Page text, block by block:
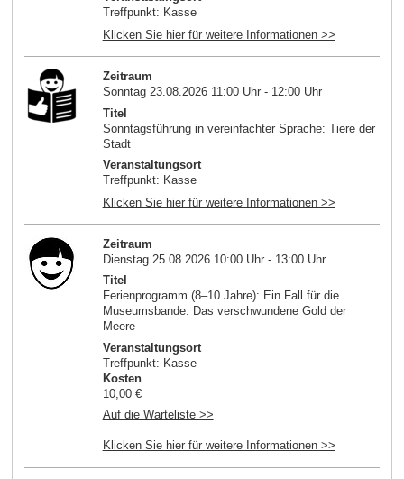
Treffpunkt: Kasse
Klicken Sie hier für weitere Informationen >>
Zeitraum
Sonntag 23.08.2026 11:00 Uhr - 12:00 Uhr
Titel
Sonntagsführung in vereinfachter Sprache: Tiere der
Stadt
Veranstaltungsort
Treffpunkt: Kasse
Klicken Sie hier für weitere Informationen >>
Zeitraum
Dienstag 25.08.2026 10:00 Uhr - 13:00 Uhr
Titel
Ferienprogramm (8–10 Jahre): Ein Fall für die
Museumsbande: Das verschwundene Gold der
Meere
Veranstaltungsort
Treffpunkt: Kasse
Kosten
10,00 €
Auf die Warteliste >>
Klicken Sie hier für weitere Informationen >>